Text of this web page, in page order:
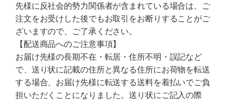
先様に反社会的勢力関係者が含まれている場合は、ご
注文をお受けした後でもお取引をお断りすることがご
ざいますので、ご了承ください。
【配送商品へのご注意事項】
お届け先様の長期不在・転居・住所不明・誤記など
で、送り状に記載の住所と異なる住所にお荷物を転送
する場合、お届け先様に転送する送料を着払いでご負
担いただくことになりました。送り状にご記入の際